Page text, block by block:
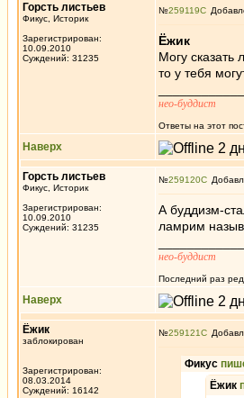
Горсть листьев
Фикус, Историк
Зарегистрирован:
10.09.2010
Суждений: 31235
№259119
Ёжик
Могу сказать
то у тебя
нео-буддист
Ответы на этот
Наверх
Горсть листьев
Фикус, Историк
Зарегистрирован:
10.09.2010
Суждений: 31235
№259120
А буддизм-
ламрим
нео-буддист
Последний раз
Наверх
Ёжик
заблокирован
Зарегистрирован:
08.03.2014
Суждений: 16142
№259121
Фикус
Ёжик